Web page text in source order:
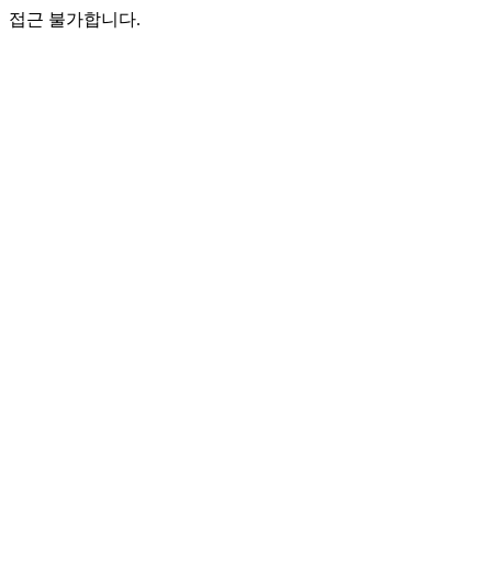
접근 불가합니다.